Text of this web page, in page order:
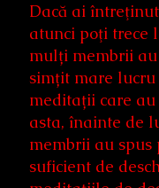
Dacă ai
atunci poţi trece
mulți membrii
simțit mare
meditații care
asta, înainte de
membrii au
suficient de